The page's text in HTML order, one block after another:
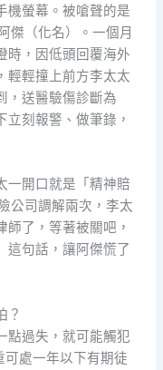
機螢幕。被嗆聲的是
（化名）。一個月
時，因低頭回覆海外
輕輕撞上前方李太太
，送醫驗傷診斷為
立刻報警、做筆錄，
一開口就是「精神賠
公司調解兩次，李太
了，等著被關吧，
這句話，讓阿傑慌了
？
點過失，就可能觸犯
可處一年以下有期徒